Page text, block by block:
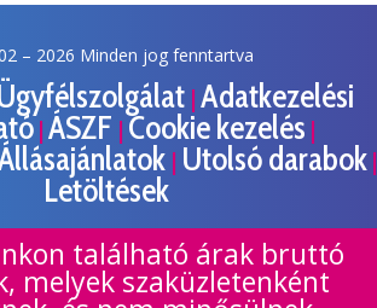
– 2026 Minden jog fenntartva
| Adatkezelési
| ÁSZF | Cookie kezelés |
| Utolsó darabok|
Letöltések
található árak bruttó
melyek szaküzletenként